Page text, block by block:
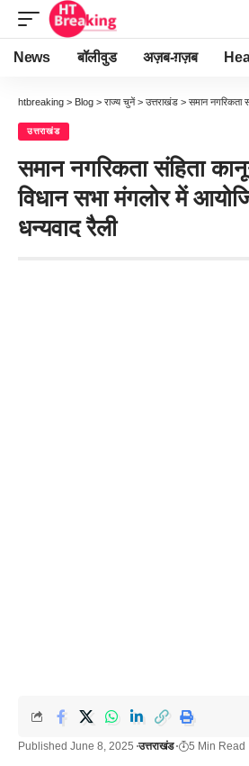
News बॉलीवुड अज़ब-ग़ज़ब
htbreaking > Blog > राज्य चुनें > उत्तराखंड > समान नगरिकता संहिता
उत्तराखंड
समान नगरिकता संहिता
विधान सभा मंगलोर में
धन्यवाद रैली
Published June 8, 2025 उत्तराखंड 5 Min Read